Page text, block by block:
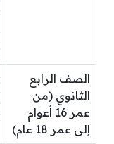
الصف الرابع
الثانوي (من
عمر 16 أعوام
إلى عمر 18 عام)